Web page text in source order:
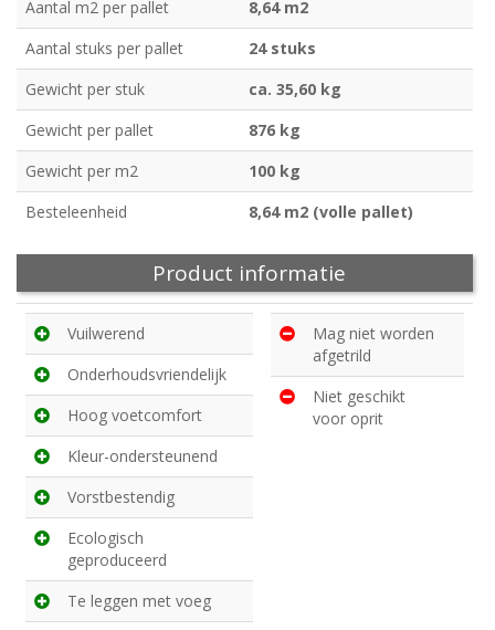
Aantal m2 per pallet
8,64 m2
Aantal stuks per pallet
24 stuks
Gewicht per stuk
ca. 35,60 kg
Gewicht per pallet
876 kg
Gewicht per m2
100 kg
Besteleenheid
8,64 m2 (volle pallet)
Product informatie
Vuilwerend
Onderhoudsvriendelijk
Hoog voetcomfort
Kleur-ondersteunend
Vorstbestendig
Ecologisch
geproduceerd
Te leggen met voeg
Mag niet worden
afgetrild
Niet geschikt
voor oprit